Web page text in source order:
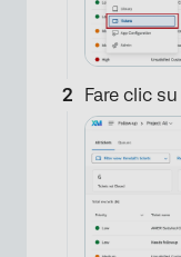
Fare clic su